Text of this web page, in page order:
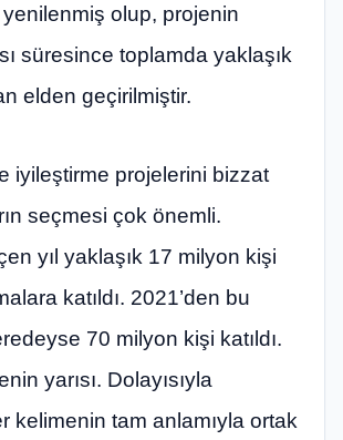
olup, projenin
süresince toplamda yaklaşık
elden geçirilmiştir.
iyileştirme projelerini bizzat
seçmesi çok önemli.
yıl yaklaşık 17 milyon kişi
katıldı. 2021’den bu
70 milyon kişi katıldı.
yarısı. Dolayısıyla
kelimenin tam anlamıyla ortak